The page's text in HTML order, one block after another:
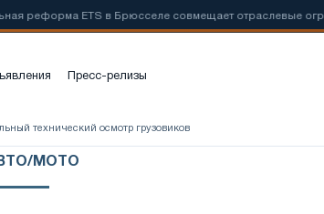
реформа ETS в Брюсселе совмещает отраслевые
Пресс-релизы
технический осмотр грузовиков
МОТО